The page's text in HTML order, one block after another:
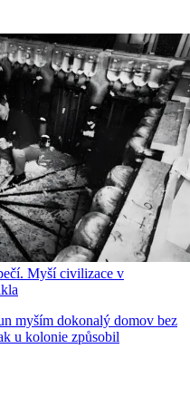
Myší civilizace v
myším dokonalý domov bez
u kolonie způsobil